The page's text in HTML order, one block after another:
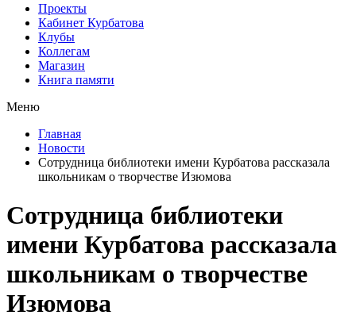
Проекты
Кабинет Курбатова
Клубы
Коллегам
Магазин
Книга памяти
Меню
Главная
Новости
Сотрудница библиотеки имени Курбатова рассказала
школьникам о творчестве Изюмова
Сотрудница библиотеки
имени Курбатова рассказала
школьникам о творчестве
Изюмова